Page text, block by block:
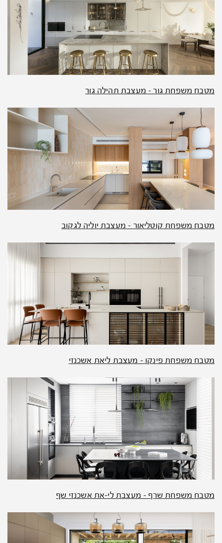
מטבח משפחת גור – מעצבת תהילה גור
מטבח משפחת קוטליאור – מעצבת יוליה לגקוב
מטבח משפחת פינקו – מעצבת ליאת אשכנזי
מטבח משפחת שרף – מעצבת לי-את אשכנזי שף